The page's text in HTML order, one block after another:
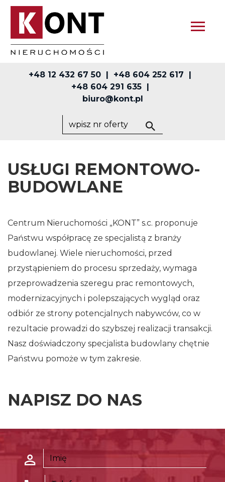
+48 12 432 67 50
+48 604 252 617
+48 604 291 635
biuro@kont.pl
USŁUGI REMONTOWO-
BUDOWLANE
Centrum Nieruchomości „KONT” s.c. proponuje
Państwu współpracę ze specjalistą z branży
budowlanej. Wiele nieruchomości, przed
przystąpieniem do procesu sprzedaży, wymaga
przeprowadzenia szeregu prac remontowych,
modernizacyjnych i polepszających wygląd oraz
odbiór ze strony potencjalnych nabywców, co w
rezultacie prowadzi do szybszej realizacji transakcji.
Nasz doświadczony specjalista budowlany chętnie
Państwu pomoże w tym zakresie.
NAPISZ DO NAS